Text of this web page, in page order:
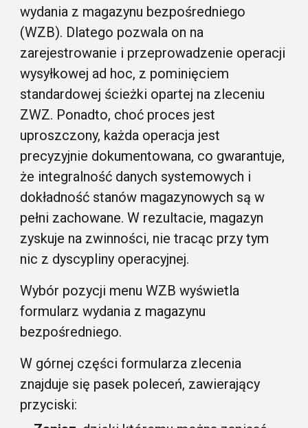
wydania z magazynu bezpośredniego
(WZB). Dlatego pozwala on na
zarejestrowanie i przeprowadzenie operacji
wysyłkowej ad hoc, z pominięciem
standardowej ścieżki opartej na zleceniu
ZWZ. Ponadto, choć proces jest
uproszczony, każda operacja jest
precyzyjnie dokumentowana, co gwarantuje,
że integralność danych systemowych i
dokładność stanów magazynowych są w
pełni zachowane. W rezultacie, magazyn
zyskuje na zwinności, nie tracąc przy tym
nic z dyscypliny operacyjnej.
Wybór pozycji menu WZB wyświetla
formularz wydania z magazynu
bezpośredniego.
W górnej części formularza zlecenia
znajduje się pasek poleceń, zawierający
przyciski: